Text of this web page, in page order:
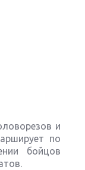
и
по
бойцов